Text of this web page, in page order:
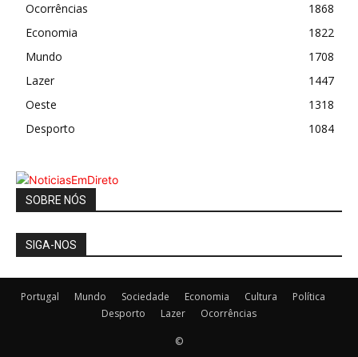
Ocorrências
1868
Economia
1822
Mundo
1708
Lazer
1447
Oeste
1318
Desporto
1084
SOBRE NÓS
SIGA-NOS
Portugal Mundo Sociedade Economia Cultura
Política
Desporto
Lazer Ocorrências
©